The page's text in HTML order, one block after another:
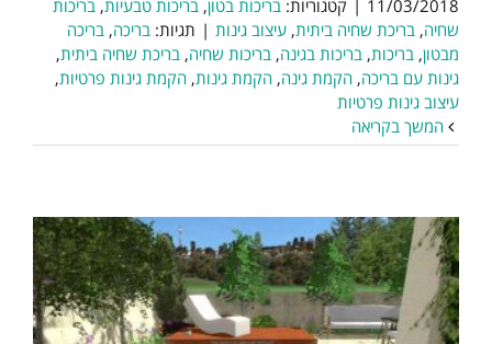
11/03/2018
| קטגוריות: בריכות בטון, בריכות טבעיות, בריכות
שחיה, בריכת שחיה ביתית, עיצוב גינות | תגיות: בריכה, בריכה
מבטון, בריכות, בריכות בגינה, בריכות שחיה, בריכת שחיה ביתית,
גינות עם בריכה, הקמת גינה, הקמת גינות, הקמת גינות פרטיות,
עיצוב גינות פרטיות
המשך בקריאה